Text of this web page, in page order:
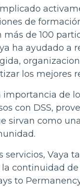
de
más de 100
ha ayudado a
los mejores
importancia de
con DSS,
sirvan como
servicios, Vaya
continuidad
to